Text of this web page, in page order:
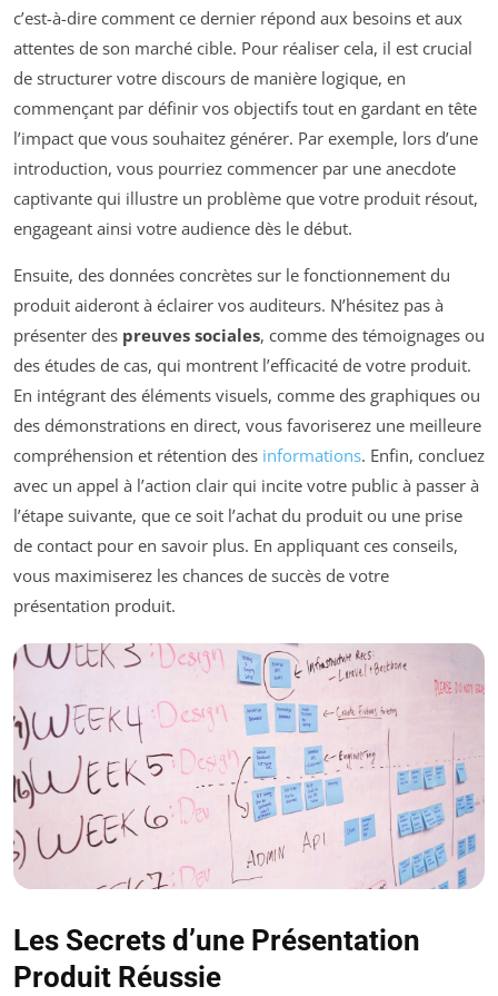
c’est-à-dire comment ce dernier répond aux besoins et aux
attentes de son marché cible. Pour réaliser cela, il est crucial
de structurer votre discours de manière logique, en
commençant par définir vos objectifs tout en gardant en tête
l’impact que vous souhaitez générer. Par exemple, lors d’une
introduction, vous pourriez commencer par une anecdote
captivante qui illustre un problème que votre produit résout,
engageant ainsi votre audience dès le début.
Ensuite, des données concrètes sur le fonctionnement du
produit aideront à éclairer vos auditeurs. N’hésitez pas à
présenter des preuves sociales, comme des témoignages ou
des études de cas, qui montrent l’efficacité de votre produit.
En intégrant des éléments visuels, comme des graphiques ou
des démonstrations en direct, vous favoriserez une meilleure
compréhension et rétention des informations. Enfin, concluez
avec un appel à l’action clair qui incite votre public à passer à
l’étape suivante, que ce soit l’achat du produit ou une prise
de contact pour en savoir plus. En appliquant ces conseils,
vous maximiserez les chances de succès de votre
présentation produit.
Les Secrets d’une Présentation
Produit Réussie